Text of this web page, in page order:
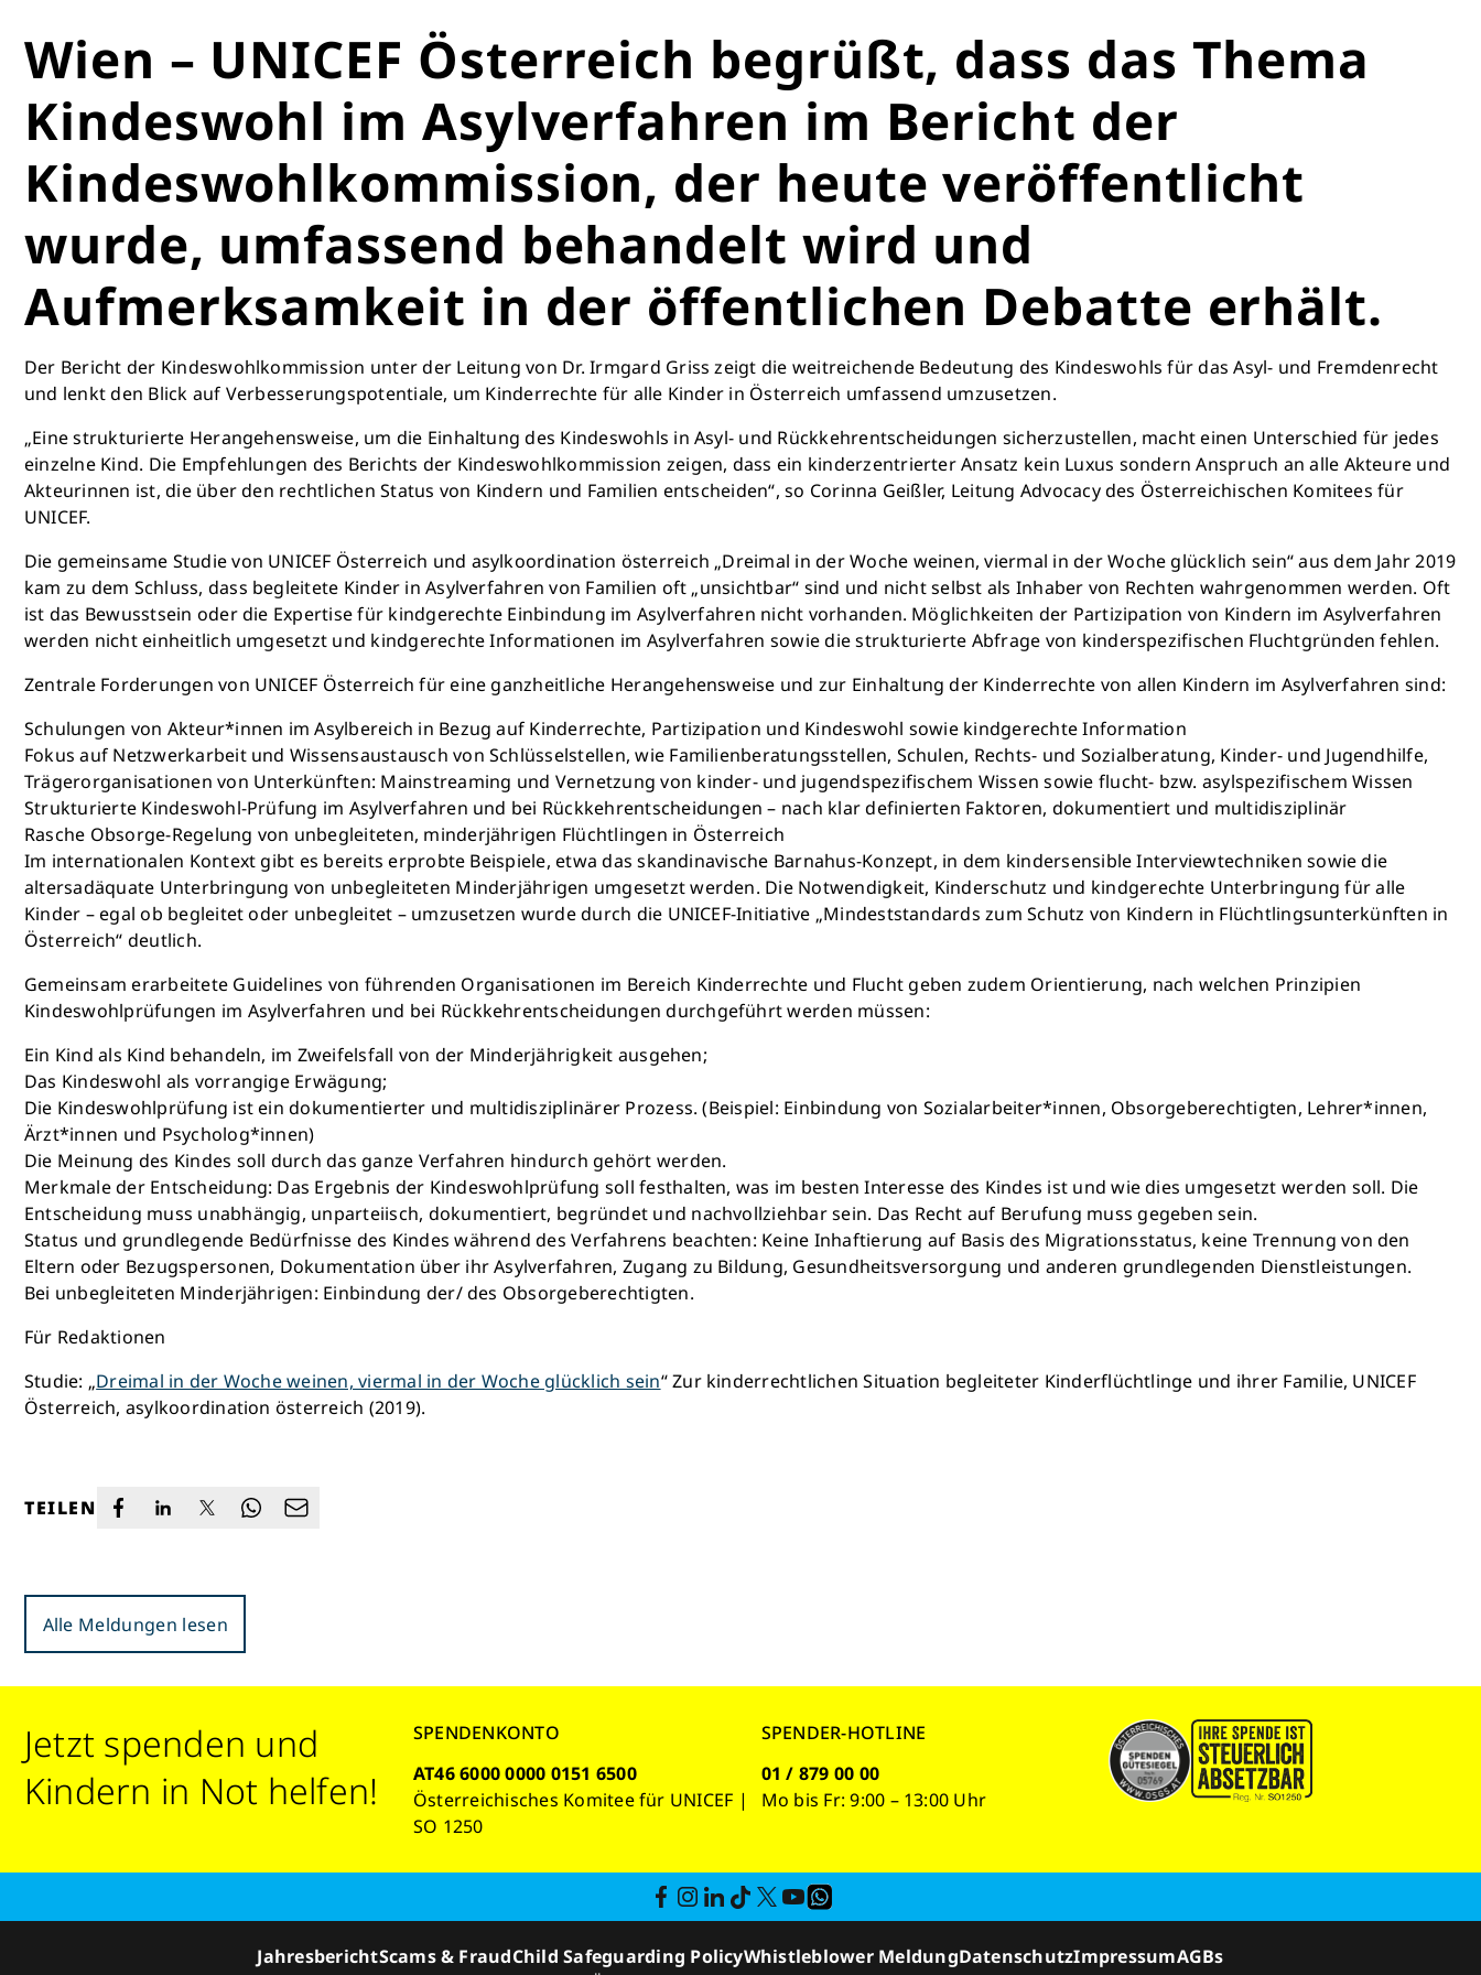
Wien – UNICEF Österreich begrüßt, dass das Thema
Kindeswohl im Asylverfahren im Bericht der
Kindeswohlkommission, der heute veröffentlicht
wurde, umfassend behandelt wird und
Aufmerksamkeit in der öffentlichen Debatte erhält.
Der Bericht der Kindeswohlkommission unter der Leitung von Dr. Irmgard Griss zeigt die weitreichende Bedeutung des Kindeswohls für das Asyl- und Fremdenrecht
und lenkt den Blick auf Verbesserungspotentiale, um Kinderrechte für alle Kinder in Österreich umfassend umzusetzen.
„Eine strukturierte Herangehensweise, um die Einhaltung des Kindeswohls in Asyl- und Rückkehrentscheidungen sicherzustellen, macht einen Unterschied für jedes
einzelne Kind. Die Empfehlungen des Berichts der Kindeswohlkommission zeigen, dass ein kinderzentrierter Ansatz kein Luxus sondern Anspruch an alle Akteure und
Akteurinnen ist, die über den rechtlichen Status von Kindern und Familien entscheiden“, so Corinna Geißler, Leitung Advocacy des Österreichischen Komitees für
UNICEF.
Die gemeinsame Studie von UNICEF Österreich und asylkoordination österreich „Dreimal in der Woche weinen, viermal in der Woche glücklich sein“ aus dem Jahr 2019
kam zu dem Schluss, dass begleitete Kinder in Asylverfahren von Familien oft „unsichtbar“ sind und nicht selbst als Inhaber von Rechten wahrgenommen werden. Oft
ist das Bewusstsein oder die Expertise für kindgerechte Einbindung im Asylverfahren nicht vorhanden. Möglichkeiten der Partizipation von Kindern im Asylverfahren
werden nicht einheitlich umgesetzt und kindgerechte Informationen im Asylverfahren sowie die strukturierte Abfrage von kinderspezifischen Fluchtgründen fehlen.
Zentrale Forderungen von UNICEF Österreich für eine ganzheitliche Herangehensweise und zur Einhaltung der Kinderrechte von allen Kindern im Asylverfahren sind:
Schulungen von Akteur*innen im Asylbereich in Bezug auf Kinderrechte, Partizipation und Kindeswohl sowie kindgerechte Information
Fokus auf Netzwerkarbeit und Wissensaustausch von Schlüsselstellen, wie Familienberatungsstellen, Schulen, Rechts- und Sozialberatung, Kinder- und Jugendhilfe,
Trägerorganisationen von Unterkünften: Mainstreaming und Vernetzung von kinder- und jugendspezifischem Wissen sowie flucht- bzw. asylspezifischem Wissen
Strukturierte Kindeswohl-Prüfung im Asylverfahren und bei Rückkehrentscheidungen – nach klar definierten Faktoren, dokumentiert und multidisziplinär
Rasche Obsorge-Regelung von unbegleiteten, minderjährigen Flüchtlingen in Österreich
Im internationalen Kontext gibt es bereits erprobte Beispiele, etwa das skandinavische Barnahus-Konzept, in dem kindersensible Interviewtechniken sowie die
altersadäquate Unterbringung von unbegleiteten Minderjährigen umgesetzt werden. Die Notwendigkeit, Kinderschutz und kindgerechte Unterbringung für alle
Kinder – egal ob begleitet oder unbegleitet – umzusetzen wurde durch die UNICEF-Initiative „Mindeststandards zum Schutz von Kindern in Flüchtlingsunterkünften in
Österreich“ deutlich.
Gemeinsam erarbeitete Guidelines von führenden Organisationen im Bereich Kinderrechte und Flucht geben zudem Orientierung, nach welchen Prinzipien
Kindeswohlprüfungen im Asylverfahren und bei Rückkehrentscheidungen durchgeführt werden müssen:
Ein Kind als Kind behandeln, im Zweifelsfall von der Minderjährigkeit ausgehen;
Das Kindeswohl als vorrangige Erwägung;
Die Kindeswohlprüfung ist ein dokumentierter und multidisziplinärer Prozess. (Beispiel: Einbindung von Sozialarbeiter*innen, Obsorgeberechtigten, Lehrer*innen,
Ärzt*innen und Psycholog*innen)
Die Meinung des Kindes soll durch das ganze Verfahren hindurch gehört werden.
Merkmale der Entscheidung: Das Ergebnis der Kindeswohlprüfung soll festhalten, was im besten Interesse des Kindes ist und wie dies umgesetzt werden soll. Die
Entscheidung muss unabhängig, unparteiisch, dokumentiert, begründet und nachvollziehbar sein. Das Recht auf Berufung muss gegeben sein.
Status und grundlegende Bedürfnisse des Kindes während des Verfahrens beachten: Keine Inhaftierung auf Basis des Migrationsstatus, keine Trennung von den
Eltern oder Bezugspersonen, Dokumentation über ihr Asylverfahren, Zugang zu Bildung, Gesundheitsversorgung und anderen grundlegenden Dienstleistungen.
Bei unbegleiteten Minderjährigen: Einbindung der/ des Obsorgeberechtigten.
Für Redaktionen
Studie: „Dreimal in der Woche weinen, viermal in der Woche glücklich sein“ Zur kinderrechtlichen Situation begleiteter Kinderflüchtlinge und ihrer Familie, UNICEF
Österreich, asylkoordination österreich (2019).
TEILEN
Alle Meldungen lesen
Schließen
Retten Sie noch heute Leben
Schon 50 Cent am Tag können Großes bewirken: z.B.
monatlich 25.000 Liter sauberes Trinkwasser zur
Verfügung stellen.
Sauberes Trinkwasser bedeutet: weniger Krankheit,
mehr Kindheit, bessere Zukunft.
Jetzt Leben retten
Jetzt spenden und
Kindern in Not helfen!
SPENDENKONTO
AT46 6000 0000 0151 6500
Österreichisches Komitee für UNICEF |
SO 1250
SPENDER-HOTLINE
01 / 879 00 00
Mo bis Fr: 9:00 – 13:00 Uhr
JahresberichtScams & FraudChild Safeguarding PolicyWhistleblower MeldungDatenschutzImpressumAGBs